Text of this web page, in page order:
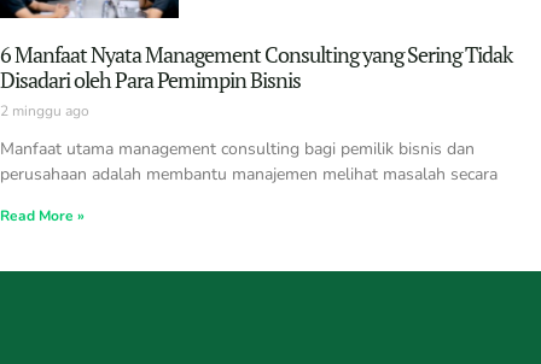
6 Manfaat Nyata Management Consulting yang Sering Tidak
Disadari oleh Para Pemimpin Bisnis
2 minggu ago
Manfaat utama management consulting bagi pemilik bisnis dan
perusahaan adalah membantu manajemen melihat masalah secara
Read More »